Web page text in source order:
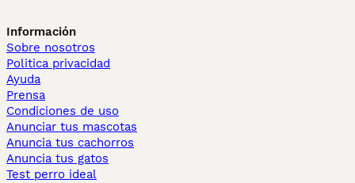
Información
Sobre nosotros
Politica privacidad
Ayuda
Prensa
Condiciones de uso
Anunciar tus mascotas
Anuncia tus cachorros
Anuncia tus gatos
Test perro ideal